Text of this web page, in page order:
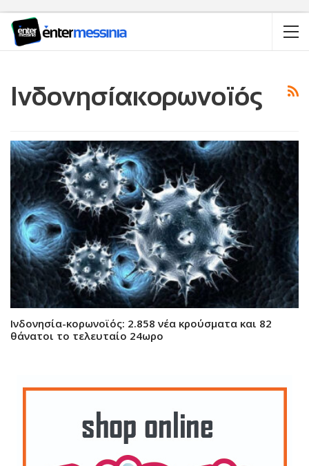
Ινδονησίακορωνοϊός
Ινδονησία-κορωνοϊός: 2.858 νέα κρούσματα και 82
θάνατοι το τελευταίο 24ωρο